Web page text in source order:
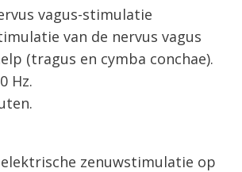
vagus-stimulatie
van de nervus vagus
(tragus en cymba conchae).
Hz.
zenuwstimulatie op